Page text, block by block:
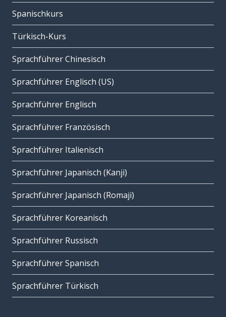
Spanischkurs
Türkisch-Kurs
Sprachführer Chinesisch
Sprachführer Englisch (US)
Sprachführer Englisch
Sprachführer Französisch
Sprachführer Italienisch
Sprachführer Japanisch (Kanji)
Sprachführer Japanisch (Romaji)
Sprachführer Koreanisch
Sprachführer Russisch
Sprachführer Spanisch
Sprachführer Türkisch